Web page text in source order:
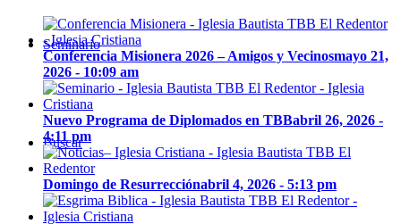
Seminario
Buscar
Conferencia Misionera 2026 – Amigos y Vecinosmayo 21,
2026 - 10:09 am
Nuevo Programa de Diplomados en TBBabril 26, 2026 -
4:11 pm
Domingo de Resurrecciónabril 4, 2026 - 5:13 pm